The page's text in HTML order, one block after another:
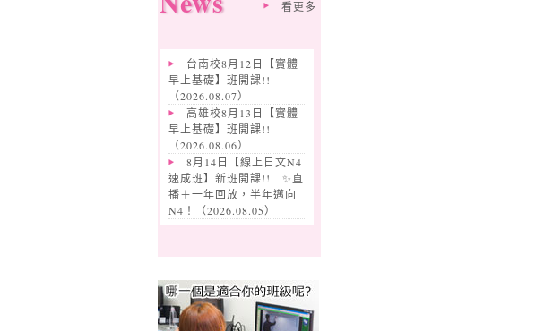
看更多
台南校8月12日【實體
早上基礎】班開課!!
（2026.08.07）
高雄校8月13日【實體
早上基礎】班開課!!
（2026.08.06）
8月14日【線上日文N4
速成班】新班開課!! ✨️直
播＋一年回放，半年邁向
N4！（2026.08.05）